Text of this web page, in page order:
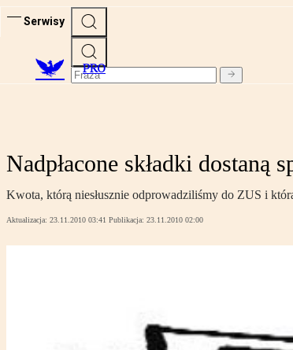
Serwisy
PRO
Nadpłacone składki dostaną
Kwota, którą niesłusznie odprowadziliśmy do ZUS i
Aktualizacja: 23.11.2010 03:41 Publikacja: 23.11.2010 02:00